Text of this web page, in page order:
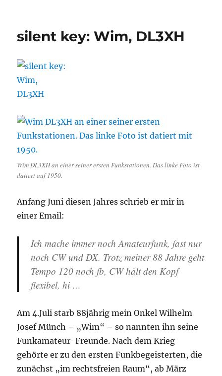
silent key: Wim, DL3XH
Wim DL3XH an einer seiner ersten Funkstationen. Das linke Foto ist
datiert auf 1950.
Anfang Juni diesen Jahres schrieb er mir in
einer Email:
Ich mache immer noch Amateurfunk, fast nur
noch CW und DX. Trotz meiner 88 Jahre geht
Tempo 120 noch fb, CW hält den Kopf
flexibel, hi …
Am 4.Juli starb 88jährig mein Onkel Wilhelm
Josef Münch – „Wim“ – so nannten ihn seine
Funkamateur-Freunde. Nach dem Krieg
gehörte er zu den ersten Funkbegeisterten, die
zunächst „im rechtsfreien Raum“, ab März